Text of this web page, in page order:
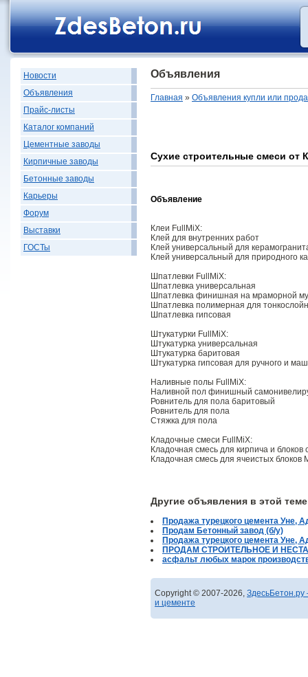
Новости
Объявления
Прайс-листы
Каталог компаний
Цементные заводы
Кирпичные заводы
Бетонные заводы
Карьеры
Форум
Выставки
ГОСТы
Объявления
Главная » Объявления купли или
Cухие строительные смеси от
Объявление
Клеи FullMiX:
Клей для внутренних работ
Клей универсальный для
Клей универсальный для природного
Шпатлевки FullMiX:
Шпатлевка универсальная
Шпатлевка финишная на мраморной
Шпатлевка полимерная для
Шпатлевка гипсовая
Штукатурки FullMiX:
Штукатурка универсальная
Штукатурка баритовая
Штукатурка гипсовая для ручного и
Наливные полы FullMiX:
Наливной пол финишный
Ровнитель для пола баритовый
Ровнитель для пола
Стяжка для пола
Кладочные смеси FullMiX:
Кладочная смесь для кирпича и
Кладочная смесь для ячеистых блоков
Другие объявления в этой теме
Продажа турецкого цемента Уне,
Продам Бетонный завод (б/у)
Продажа турецкого цемента Уне,
ПРОДАМ СТРОИТЕЛЬНОЕ И
асфальт любых марок
Copyright © 2007-2026,
и цементе